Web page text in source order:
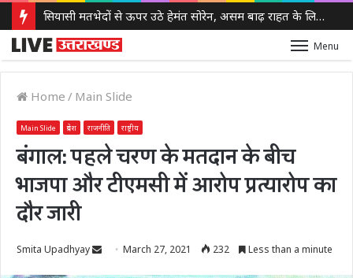
सियासी मतभेदों से ऊपर उठे हेमंत सोरेन, असम बाढ़ राहत के लिए भेजे 3 करोड़ रुपये
Menu
Home / Main Slide
Main Slide प्रदेश राजनीति राष्ट्रीय
बंगाल: पहले चरण के मतदान के बीच
भाजपा और टीएमसी में आरोप प्रत्यारोप का
दौर जारी
Smita Upadhyay
SendMarch 27, 2021 232 Less than a minute